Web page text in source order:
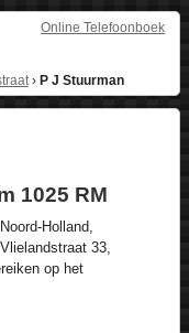
Online Telefoonboek
› P J Stuurman
1025 RM
Noord-Holland,
Vlielandstraat 33,
op het